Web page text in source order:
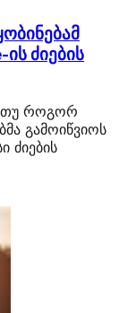
ძიების
თუ როგორ
გამოიწვიოს
ძიების